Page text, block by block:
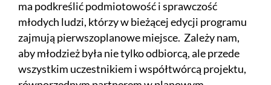
ma podkreślić podmiotowość i sprawczość
młodych ludzi, którzy w bieżącej edycji programu
zajmują pierwszoplanowe miejsce. Zależy nam,
aby młodzież była nie tylko odbiorcą, ale przede
wszystkim uczestnikiem i współtwórcą projektu,